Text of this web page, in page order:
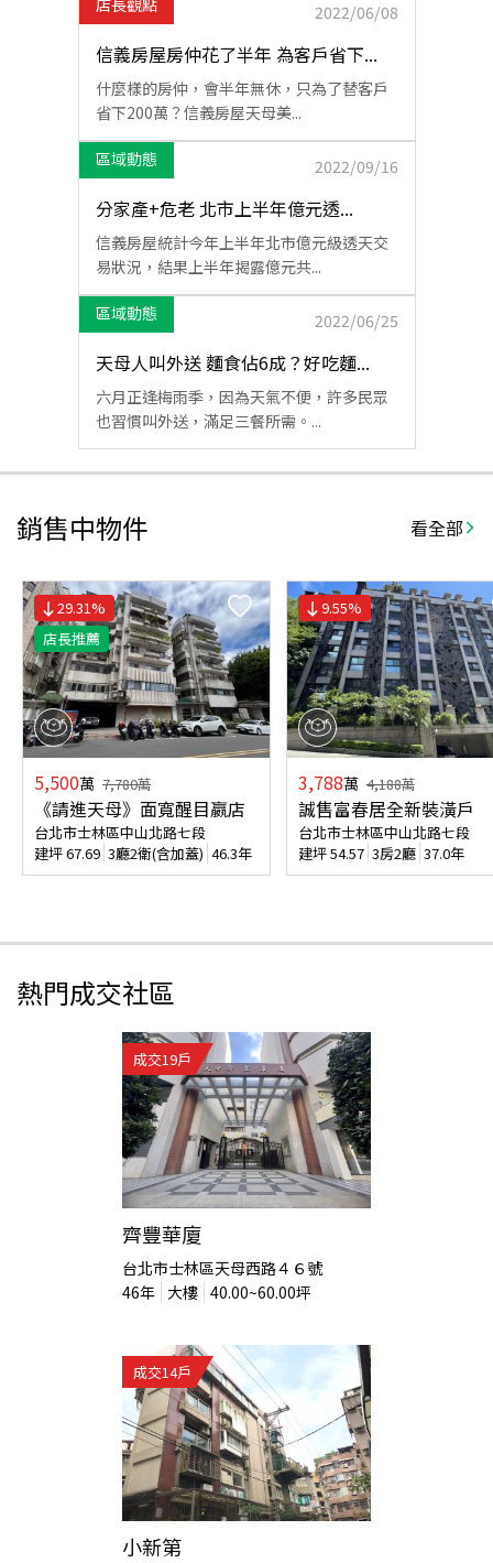
店長觀點 2022/06/08
信義房屋房仲花了半年 為客戶省下...
什麼樣的房仲，會半年無休，只為了替客戶
省下200萬？信義房屋天母美...
區域動態 2022/09/16
分家產+危老 北市上半年億元透...
信義房屋統計今年上半年北市億元級透天交
易狀況，結果上半年揭露億元共...
區域動態 2022/06/25
天母人叫外送 麵食佔6成？好吃麵...
六月正逢梅雨季，因為天氣不便，許多民眾
也習慣叫外送，滿足三餐所需。...
銷售中物件 看全部
29.31%
店長推薦
5,500萬 7,780萬
《請進天母》面寬醒目嬴店
台北市士林區中山北路七段
建坪67.69 3廳2衛(含加蓋) 46.3年
9.55%
3,788萬 4,188萬
誠售富春居全新裝潢戶
台北市士林區中山北路七段
建坪54.57 3房2廳 37.0年
熱門成交社區
成交19戶
齊豐華廈
台北市士林區天母西路４６號
46年 大樓 40.00~60.00坪
成交14戶
小新第